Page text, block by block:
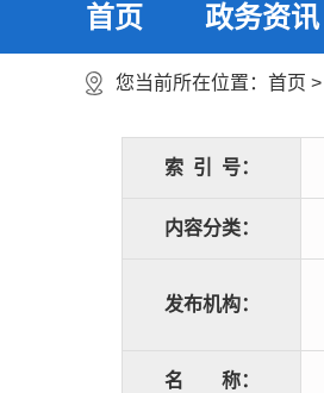
首页 政务资讯
您当前所在位置： 首页 >
索 引 号：
内容分类：
发布机构：
名 称：